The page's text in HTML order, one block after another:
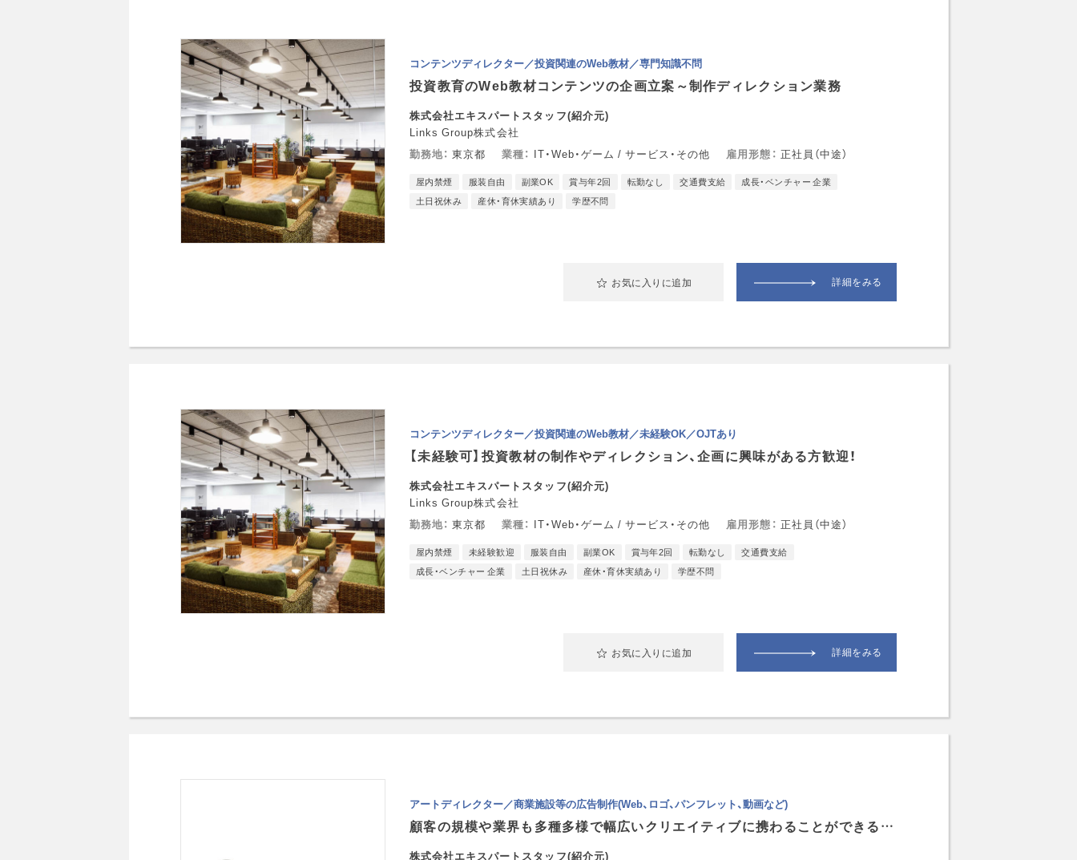
コンテンツディレクター／投資関連のWeb教材／専門知識不問
投資教育のWeb教材コンテンツの企画立案～制作ディレクション業務
株式会社エキスパートスタッフ(紹介元)
Links Group株式会社
勤務地 東京都 業種 IT・Web・ゲーム / サービス・その他 雇用形態 正社員（中途）
屋内禁煙 服装自由 副業OK 賞与年2回 転勤なし 交通費支給
成長・ベンチャー 企業
土日祝休み
産休・育休実績あり 学歴不問
詳細をみる
お気に入りに追加
コンテンツディレクター／投資関連のWeb教材／未経験OK／OJTあり
【未経験可】投資教材の制作やディレクション、企画に興味がある方歓迎！
株式会社エキスパートスタッフ(紹介元)
Links Group株式会社
勤務地 東京都 業種 IT・Web・ゲーム / サービス・その他 雇用形態 正社員（中途）
屋内禁煙 未経験歓迎 服装自由 副業OK 賞与年2回 転勤なし
交通費支給
成長・ベンチャー 企業
土日祝休み 産休・育休実績あり 学歴不問
詳細をみる
お気に入りに追加
アートディレクター／商業施設等の広告制作(Web、ロゴ、パンフレット、動画など)
顧客の規模や業界も多種多様で幅広いクリエイティブに携わることができる環境
株式会社エキスパートスタッフ(紹介元)